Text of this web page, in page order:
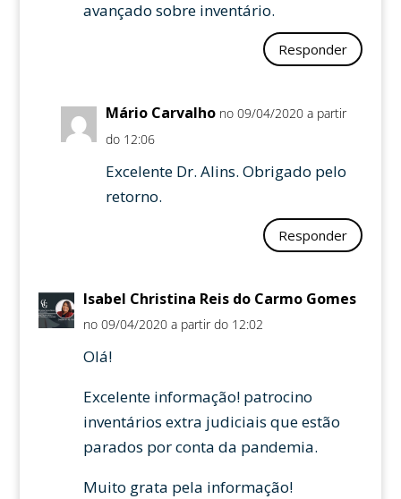
avançado sobre inventário.
Responder
Mário Carvalho no 09/04/2020 a partir
do 12:06
Excelente Dr. Alins. Obrigado pelo
retorno.
Responder
Isabel Christina Reis do Carmo Gomes
no 09/04/2020 a partir do 12:02
Olá!
Excelente informação! patrocino
inventários extra judiciais que estão
parados por conta da pandemia.
Muito grata pela informação!